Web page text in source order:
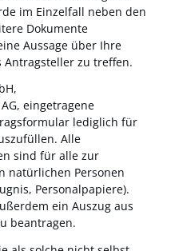
im Einzelfall neben den
Dokumente
Aussage über Ihre
Antragsteller zu treffen.
eingetragene
lediglich für
Alle
sind für alle zur
natürlichen Personen
Personalpapiere).
ein Auszug aus
beantragen.